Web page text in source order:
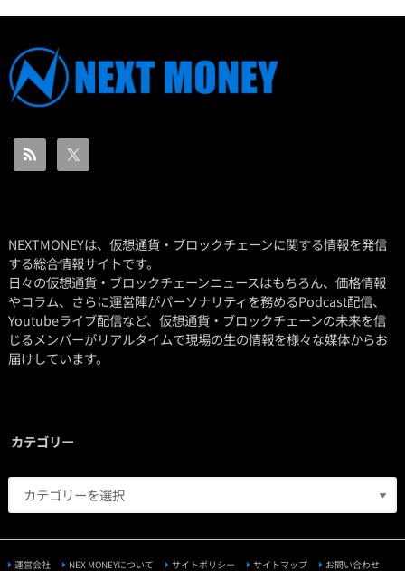
NEXTMONEYは、仮想通貨・ブロックチェーンに関する情報を発信
する総合情報サイトです。
日々の仮想通貨・ブロックチェーンニュースはもちろん、価格情報
やコラム、さらに運営陣がパーソナリティを務めるPodcast配信、
Youtubeライブ配信など、仮想通貨・ブロックチェーンの未来を信
じるメンバーがリアルタイムで現場の生の情報を様々な媒体からお
届けしています。
カテゴリー
運営会社 NEX MONEYについて サイトポリシー サイトマップ お問い合わせ